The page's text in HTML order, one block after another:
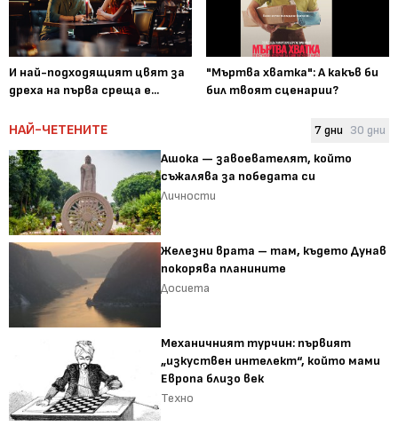
И най-подходящият цвят за
дреха на първа среща е...
"Мъртва хватка": А какъв би
бил твоят сценарии?
НАЙ-ЧЕТЕНИТЕ 7 дни 30 дни
Ашока — завоевателят, който
съжалява за победата си
Личности
Железни врата – там, където Дунав
покорява планините
Досиета
Механичният турчин: първият
„изкуствен интелект“, който мами
Европа близо век
Техно